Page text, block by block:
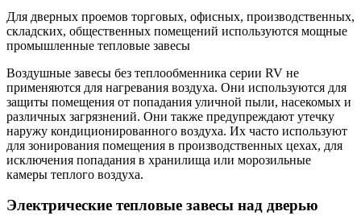
Для дверных проемов торговых, офисных, производственных,
складских, общественных помещений используются мощные
промышленные тепловые завесы
Воздушные завесы без теплообменника серии RV не
применяются для нагревания воздуха. Они используются для
защиты помещения от попадания уличной пыли, насекомых и
различных загрязнений. Они также предупреждают утечку
наружу кондиционированного воздуха. Их часто используют
для зонирования помещения в производственных цехах, для
исключения попадания в хранилища или морозильные
камеры теплого воздуха.
Электрические тепловые завесы над дверью